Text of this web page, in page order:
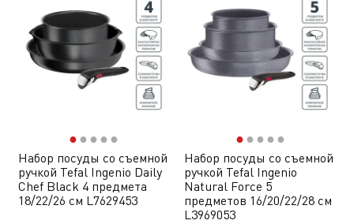
●● ● ● ●
Набор посуды со съемной
ручкой Tefal Ingenio Daily
Chef Black 4 предмета
18/22/26 см L7629453
●● ● ● ●
Набор посуды со съемной
ручкой Tefal Ingenio
Natural Force 5
предметов 16/20/22/28 см
L3969053